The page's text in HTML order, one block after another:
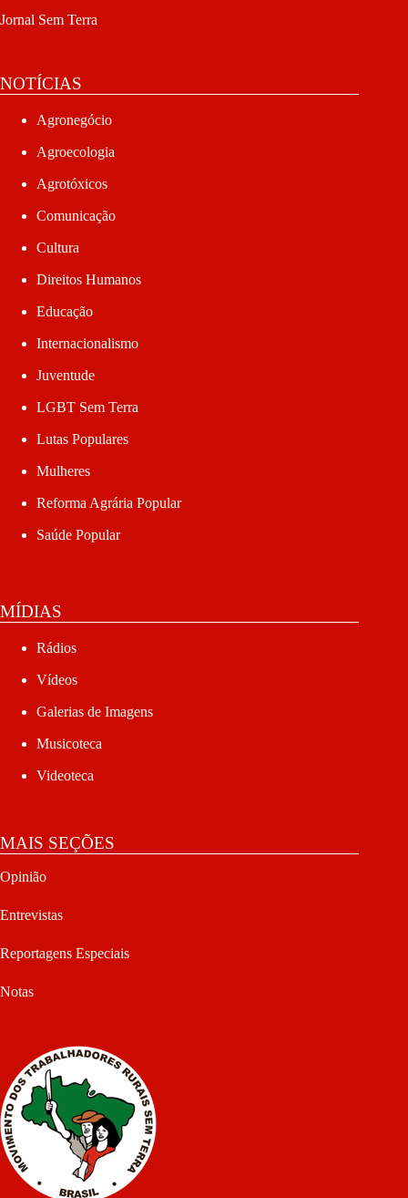
Jornal Sem Terra
NOTÍCIAS
Agronegócio
Agroecologia
Agrotóxicos
Comunicação
Cultura
Direitos Humanos
Educação
Internacionalismo
Juventude
LGBT Sem Terra
Lutas Populares
Mulheres
Reforma Agrária Popular
Saúde Popular
MÍDIAS
Rádios
Vídeos
Galerias de Imagens
Musicoteca
Videoteca
MAIS SEÇÕES
Opinião
Entrevistas
Reportagens Especiais
Notas